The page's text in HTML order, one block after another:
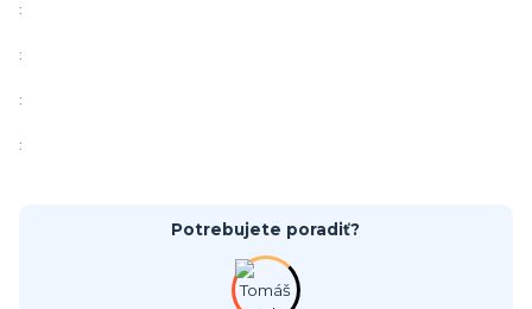
:
:
:
:
Potrebujete poradiť?